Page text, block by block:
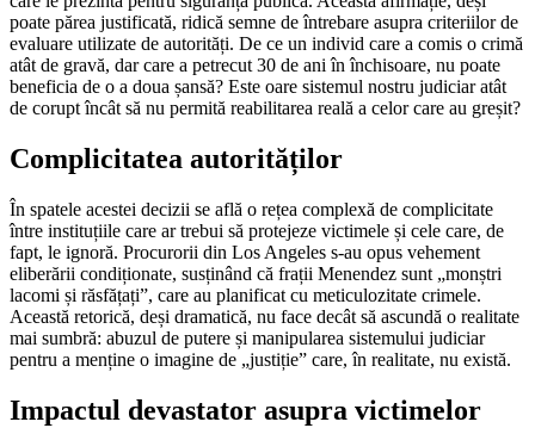
poate părea justificată, ridică semne de întrebare asupra criteriilor de
evaluare utilizate de autorități. De ce un individ care a comis o crimă
atât de gravă, dar care a petrecut 30 de ani în închisoare, nu poate
beneficia de o a doua șansă? Este oare sistemul nostru judiciar atât
de corupt încât să nu permită reabilitarea reală a celor care au greșit?
Complicitatea autorităților
În spatele acestei decizii se află o rețea complexă de complicitate
între instituțiile care ar trebui să protejeze victimele și cele care, de
fapt, le ignoră. Procurorii din Los Angeles s-au opus vehement
eliberării condiționate, susținând că frații Menendez sunt „monștri
lacomi și răsfățați”, care au planificat cu meticulozitate crimele.
Această retorică, deși dramatică, nu face decât să ascundă o realitate
mai sumbră: abuzul de putere și manipularea sistemului judiciar
pentru a menține o imagine de „justiție” care, în realitate, nu există.
Impactul devastator asupra victimelor